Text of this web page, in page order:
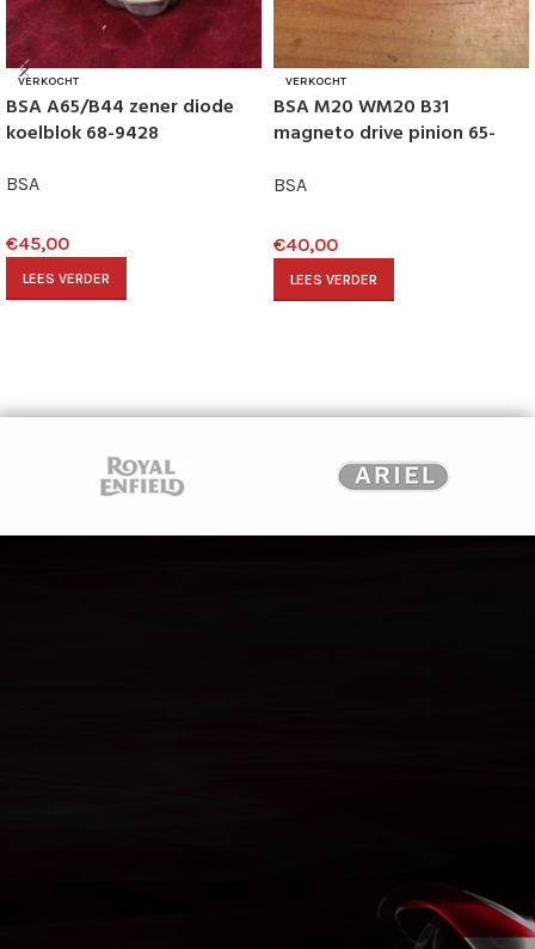
VERKOCHT
BSA A65/B44 zener diode
koelblok 68-9428
BSA
€45,00
LEES VERDER
VERKOCHT
BSA M20 WM20 B31
magneto drive pinion 65-
BSA
€40,00
LEES VERDER